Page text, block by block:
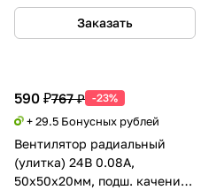
Заказать
590 ₽767 ₽ -23%
+ 29.5 Бонусных рублей
Вентилятор радиальный
(улитка) 24В 0.08А,
50х50х20мм, подш. качения